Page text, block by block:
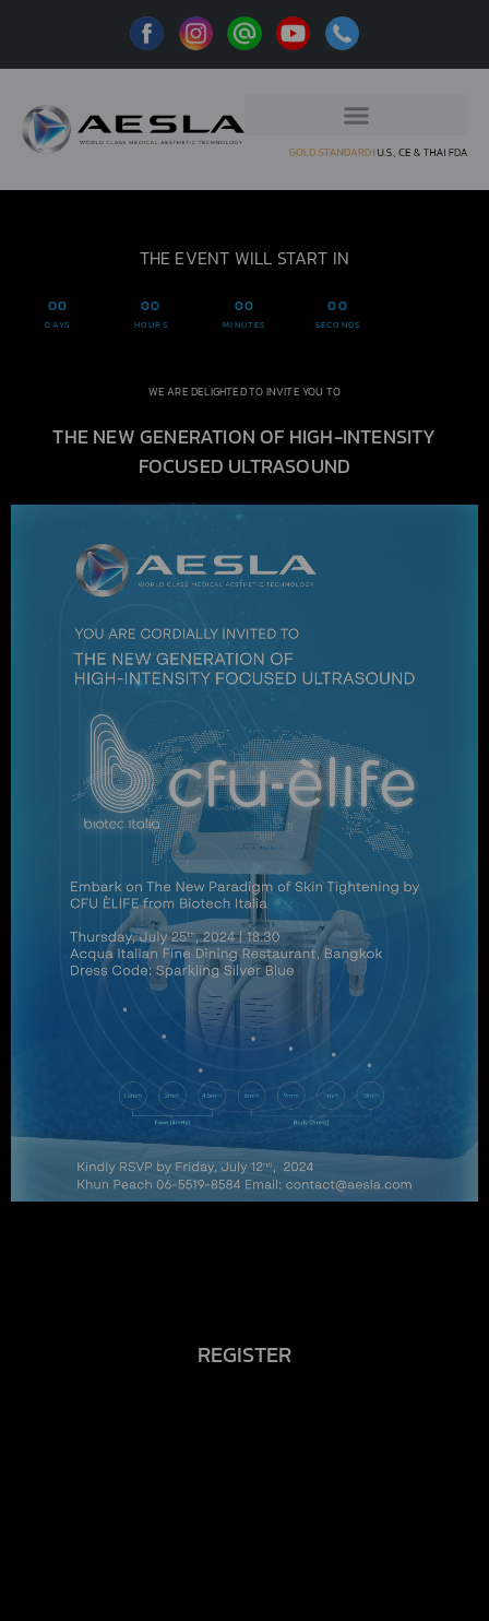
THE EVENT WILL START IN
00
DAYS
00
HOURS
00
MINUTES
00
SECONDS
WE ARE DELIGHTED TO INVITE YOU TO
THE NEW GENERATION OF HIGH-INTENSITY
FOCUSED ULTRASOUND
REGISTER